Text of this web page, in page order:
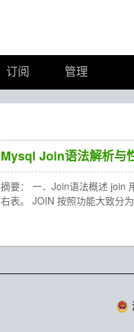
订阅 管理
Mysql Join语法解析与
摘要： 一．Join语法概述 join
右表。 JOIN 按照功能大致分